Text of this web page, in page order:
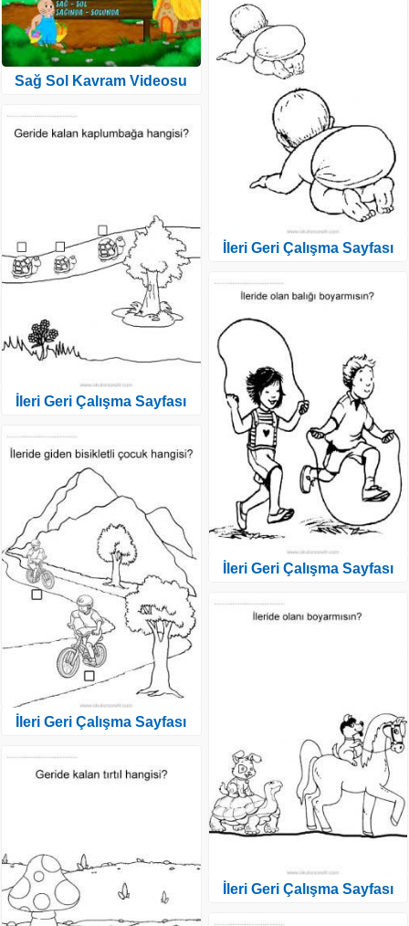
Sağ Sol Kavram Videosu
İleri Geri Çalışma Sayfası
İleri Geri Çalışma Sayfası
İleri Geri Çalışma Sayfası
İleri Geri Çalışma Sayfası
İleri Geri Çalışma Sayfası